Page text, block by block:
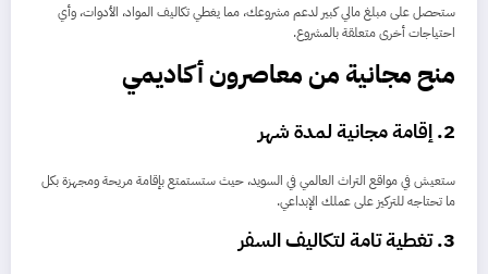
ستحصل على مبلغ مالي كبير لدعم مشروعك، مما يغطي تكاليف المواد، الأدوات، وأي
احتياجات أخرى متعلقة بالمشروع.
منح مجانية من معاصرون أكاديمي
2. إقامة مجانية لمدة شهر
ستعيش في مواقع التراث العالمي في السويد، حيث ستستمتع بإقامة مريحة ومجهزة بكل
ما تحتاجه للتركيز على عملك الإبداعي.
3. تغطية تامة لتكاليف السفر